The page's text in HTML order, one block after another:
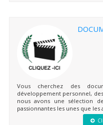
Vous cherchez des
développement personnel,
nous avons une sélection
passionnantes les unes que les